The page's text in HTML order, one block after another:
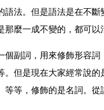
語法。但是語法是在不斷
那麼一成不變的，都可以
個副詞，用來修飾形容
。但是現在大家經常說的
等等，修飾的是名詞。